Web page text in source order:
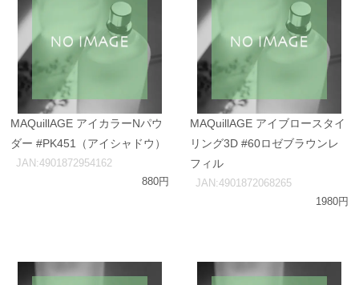
MAQuillAGE アイカラーNパウ
ダー #PK451（アイシャドウ）
JAN:4901872954162
880円
MAQuillAGE アイブロースタイ
リング3D #60ロゼブラウンレ
フィル
JAN:4901872068265
1980円